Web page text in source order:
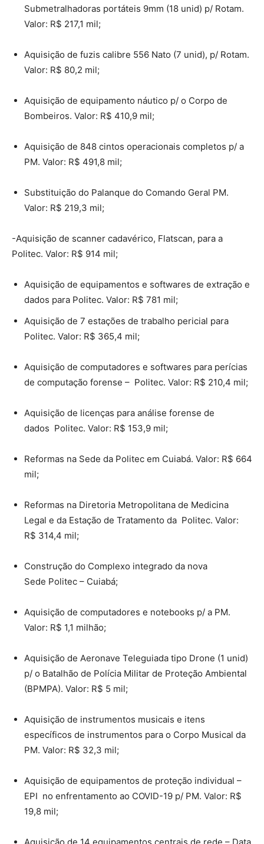
Submetralhadoras portáteis 9mm (18 unid) p/ Rotam.
Valor: R$ 217,1 mil;
Aquisição de fuzis calibre 556 Nato (7 unid), p/ Rotam.
Valor: R$ 80,2 mil;
Aquisição de equipamento náutico p/ o Corpo de
Bombeiros. Valor: R$ 410,9 mil;
Aquisição de 848 cintos operacionais completos p/ a
PM. Valor: R$ 491,8 mil;
Substituição do Palanque do Comando Geral PM.
Valor: R$ 219,3 mil;
-Aquisição de scanner cadavérico, Flatscan, para a
Politec. Valor: R$ 914 mil;
Aquisição de equipamentos e softwares de extração e
dados para Politec. Valor: R$ 781 mil;
Aquisição de 7 estações de trabalho pericial para
Politec. Valor: R$ 365,4 mil;
Aquisição de computadores e softwares para perícias
de computação forense – Politec. Valor: R$ 210,4 mil;
Aquisição de licenças para análise forense de
dados Politec. Valor: R$ 153,9 mil;
Reformas na Sede da Politec em Cuiabá. Valor: R$ 664
mil;
Reformas na Diretoria Metropolitana de Medicina
Legal e da Estação de Tratamento da Politec. Valor:
R$ 314,4 mil;
Construção do Complexo integrado da nova
Sede Politec – Cuiabá;
Aquisição de computadores e notebooks p/ a PM.
Valor: R$ 1,1 milhão;
Aquisição de Aeronave Teleguiada tipo Drone (1 unid)
p/ o Batalhão de Polícia Militar de Proteção Ambiental
(BPMPA). Valor: R$ 5 mil;
Aquisição de instrumentos musicais e itens
específicos de instrumentos para o Corpo Musical da
PM. Valor: R$ 32,3 mil;
Aquisição de equipamentos de proteção individual –
EPI no enfrentamento ao COVID-19 p/ PM. Valor: R$
19,8 mil;